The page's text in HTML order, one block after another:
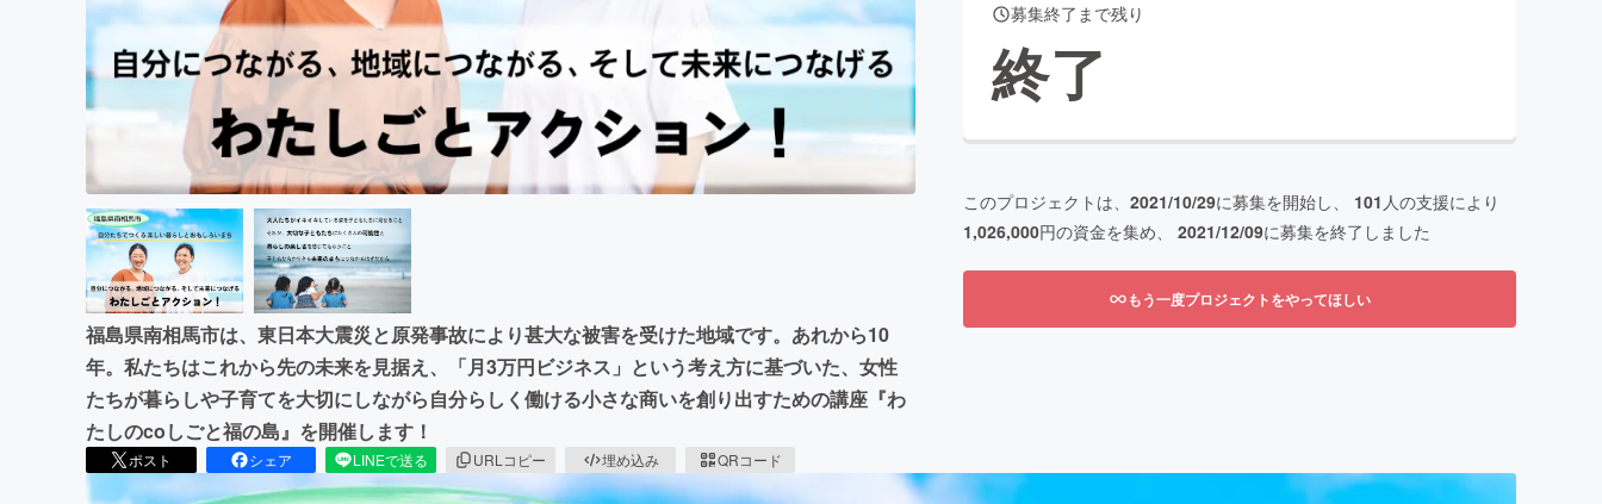
CAMPFIRE for Social GoodCAMPFIRE Creation
CAMPFIREふるさと納税machi-yaコミュニティ
福島県南相馬市は、東日本大震災と原発事故により甚大な被害を受けた地域です。あれから10
年。私たちはこれから先の未来を見据え、「月3万円ビジネス」という考え方に基づいた、女性
たちが暮らしや子育てを大切にしながら自分らしく働ける小さな商いを創り出すための講座『わ
たしのcoしごと福の島』を開催します！
ポスト シェア LINEで送る URLコピー 埋め込み QRコード
募集終了まで残り
終了
このプロジェクトは、 2021/10/29に募集を開始し、 101 人の支援により
1,026,000円の資金を集め、 2021/12/09に募集を終了しました
もう一度プロジェクトをやってほしい